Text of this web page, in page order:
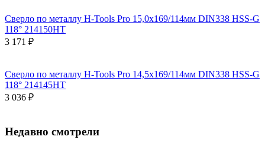
Сверло по металлу H-Tools Pro 15,0x169/114мм DIN338 HSS-G
118° 214150HT
3 171 ₽
Сверло по металлу H-Tools Pro 14,5x169/114мм DIN338 HSS-G
118° 214145HT
3 036 ₽
Недавно смотрели